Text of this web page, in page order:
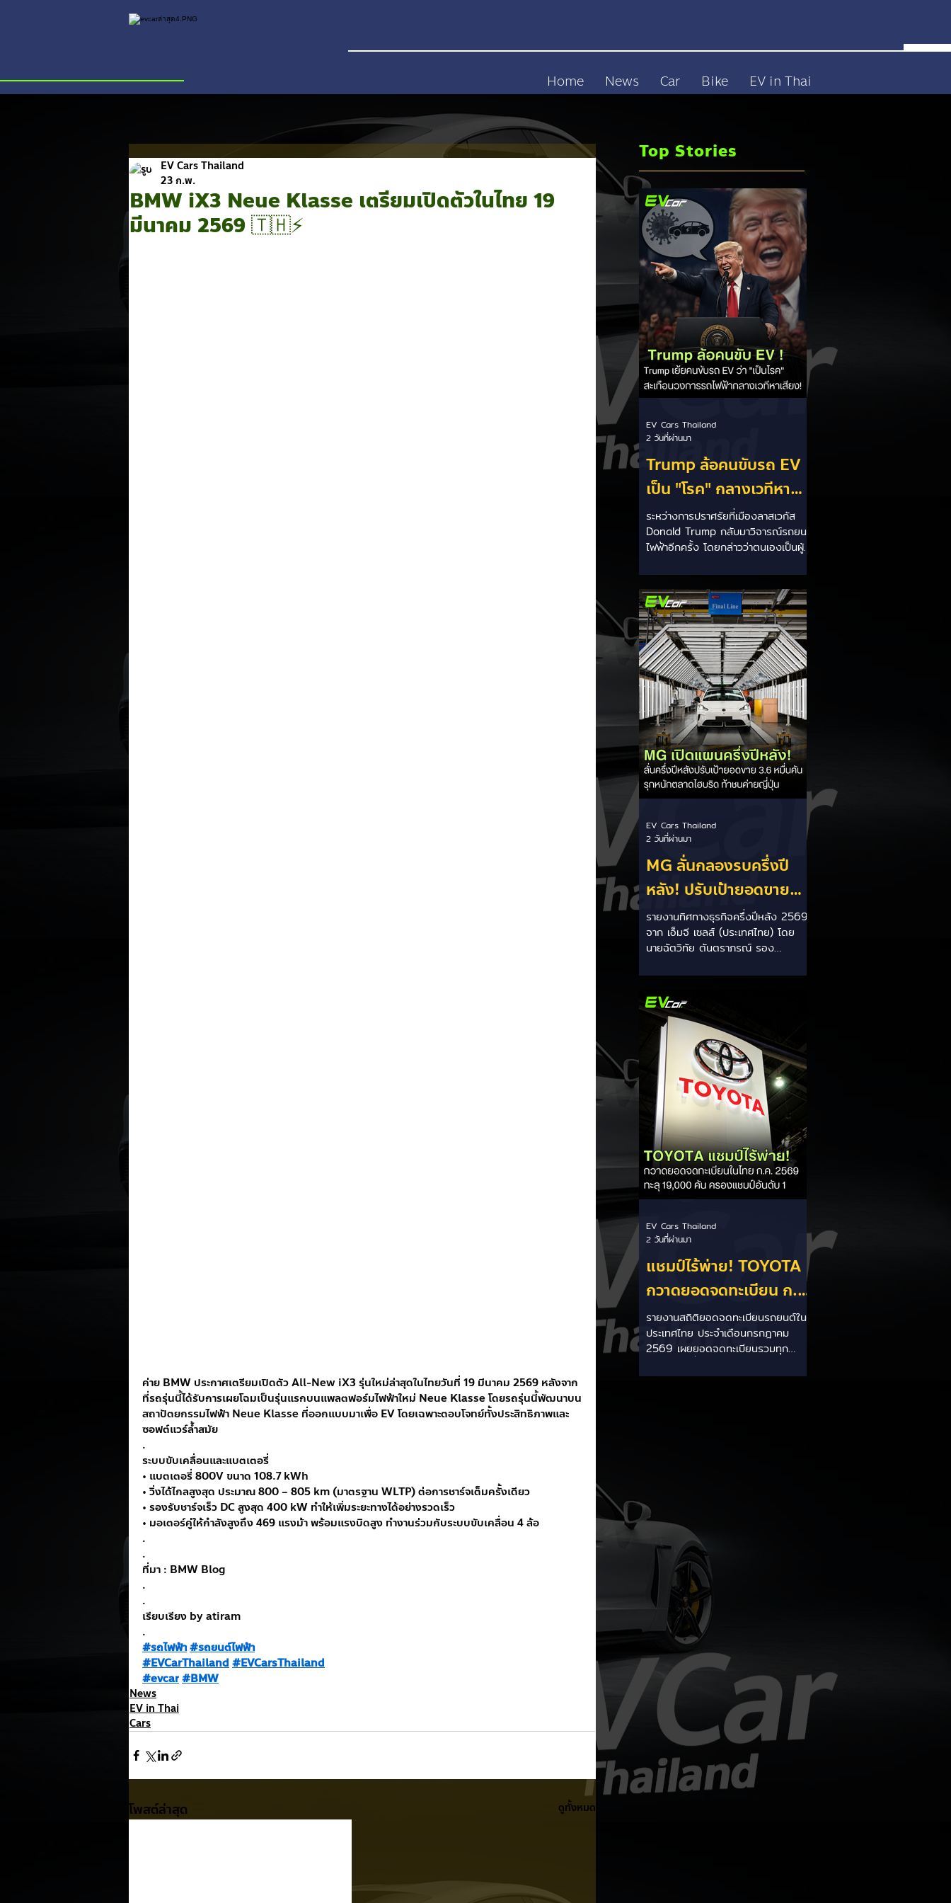
Home News Car Bike EV in Thai
BMW iX3 Neue Klasse เตรียมเปิดตัวในไทย 19
มีนาคม 2569 🇹🇭⚡
EV Cars Thailand
23 ก.พ.
ค่าย BMW ประกาศเตรียมเปิดตัว All-New iX3 รุ่นใหม่ล่าสุดในไทยวันที่ 19 มีนาคม 2569 หลังจาก
ที่รถรุ่นนี้ได้รับการเผยโฉมเป็นรุ่นแรกบนแพลตฟอร์มไฟฟ้าใหม่ Neue Klasse โดยรถรุ่นนี้พัฒนาบน
สถาปัตยกรรมไฟฟ้า Neue Klasse ที่ออกแบบมาเพื่อ EV โดยเฉพาะตอบโจทย์ทั้งประสิทธิภาพและ
ซอฟต์แวร์ล้ำสมัย
.
ระบบขับเคลื่อนและแบตเตอรี่
• แบตเตอรี่ 800V ขนาด 108.7 kWh
• วิ่งได้ไกลสูงสุด ประมาณ 800 – 805 km (มาตรฐาน WLTP) ต่อการชาร์จเต็มครั้งเดียว
• รองรับชาร์จเร็ว DC สูงสุด 400 kW ทำให้เพิ่มระยะทางได้อย่างรวดเร็ว
• มอเตอร์คู่ให้กำลังสูงถึง 469 แรงม้า พร้อมแรงบิดสูง ทำงานร่วมกับระบบขับเคลื่อน 4 ล้อ
.
.
ที่มา : BMW Blog
.
.
เรียบเรียง by atiram
.
#รถไฟฟ้า#รถยนต์ไฟฟ้า
#EVCarThailand#EVCarsThailand
#evcar#BMW
News
EV in Thai
Cars
โพสต์ล่าสุด ดูทั้งหมด
Top Stories
Trump ล้อคนขับรถ EV
เป็น "โรค" กลางเวทีหา
เสียง! 🚘⚡
ระหว่างการปราศรัยที่เมืองลาสเวกัส
Donald Trump กลับมาวิจารณ์รถยนต์
ไฟฟ้าอีกครั้ง โดยกล่าวว่าตนเองเป็นผู้
ใช้รถยนต์ไฟฟ้าว่าเหมือน "เป็นโรค"
เพราะเริ่มกังวลเรื่องแบตเตอรี่ตั้งแต่ยัง
เหลือไฟจำนวนมาก และคอยมองหาสถา
นีชาร์จอยู่ตลอดเวลา ซึ่งสื่อมองว่า
เป็นการพาดพิงถึงอาการ Range
Anxiety หรือความกังวลเรื่องระยะทาง
วิ่งของรถ EV Trump ยังระบุว่า
ปัจจุบันรถยนต์ไฟฟ้ามีสัดส่วนเพียง
ประมาณ 7% ของยอดขายรถใหม่ใน
สหรัฐฯ และใช้ตัวเลขนี้เป็นเหตุผล
ประกอบว่า...
EV Cars Thailand
2 วันที่ผ่านมา
MG ลั่นกลองรบครึ่งปี
หลัง! ปรับเป้ายอดขาย
เพิ่มเป็น 36,000 คัน
พร้อมเดินหน้าลงศึกชิง
รายงานทิศทางธุรกิจครึ่งปีหลัง 2569
จาก เอ็มจี เซลส์ (ประเทศไทย) โดย
นายฉัตวิทัย ตันตราภรณ์ รอง
6 เดือนแรก (ม.ค. - มิ.ย.) โตพุ่ง 67%
แตะ 16,920 คัน พร้อมส่งสัญญาณ
ปรับเป้าหมายยอดขายรวมปีนี้เพิ่มขึ้นเป็น
36,000 คัน จากเดิมตั้งไว้ 30,000
คัน โดยพร้อมเร่งส่งมอบรถค้างสต็อก
(Back Order) ทั้งหมดในระยะเวลาอัน
สั้น - ปรับเป้าเติบโต & เคลียร์ Back
Order: ยอดขายครึ่งปีแรกที่เติบโตสูง
ถึง 67% ประกอบกับการแก้ไขปัญหา
การนำเข้าชิ้นส่วนจากสถานการณ์
ตึงเครียดในตะว
EV Cars Thailand
2 วันที่ผ่านมา
แชมป์ไร้พ่าย! TOYOTA
กวาดยอดจดทะเบียน ก.ค.
69 เฉียด 2 หมื่นคัน ครอง
แชมป์อันดับ 1 ในไทย
รายงานสถิติยอดจดทะเบียนรถยนต์ใน
ประเทศไทย ประจำเดือนกรกฎาคม
2569 เผยยอดจดทะเบียนรวมทุก
ใหญ่สัญชาติญี่ปุ่นอย่าง TOYOTA ยัง
ประเภทที่ 19,564 คัน คิดเป็นสัดส่วน
มากกว่า 1 ใน 3 ของยอดจดทะเบียน
รถยนต์ทั้งประเทศประจำเดือนกรกฎา
EV Cars Thailand
2 วันที่ผ่านมา